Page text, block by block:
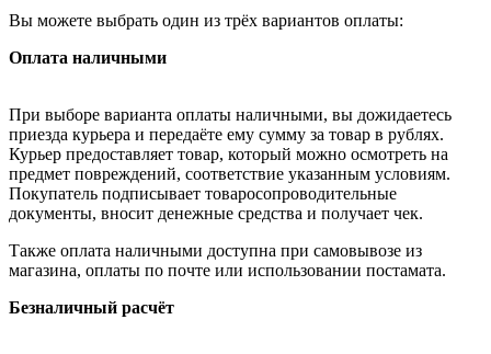
Вы можете выбрать один из трёх вариантов оплаты:
Оплата наличными
При выборе варианта оплаты наличными, вы дожидаетесь
приезда курьера и передаёте ему сумму за товар в рублях.
Курьер предоставляет товар, который можно осмотреть на
предмет повреждений, соответствие указанным условиям.
Покупатель подписывает товаросопроводительные
документы, вносит денежные средства и получает чек.
Также оплата наличными доступна при самовывозе из
магазина, оплаты по почте или использовании постамата.
Безналичный расчёт